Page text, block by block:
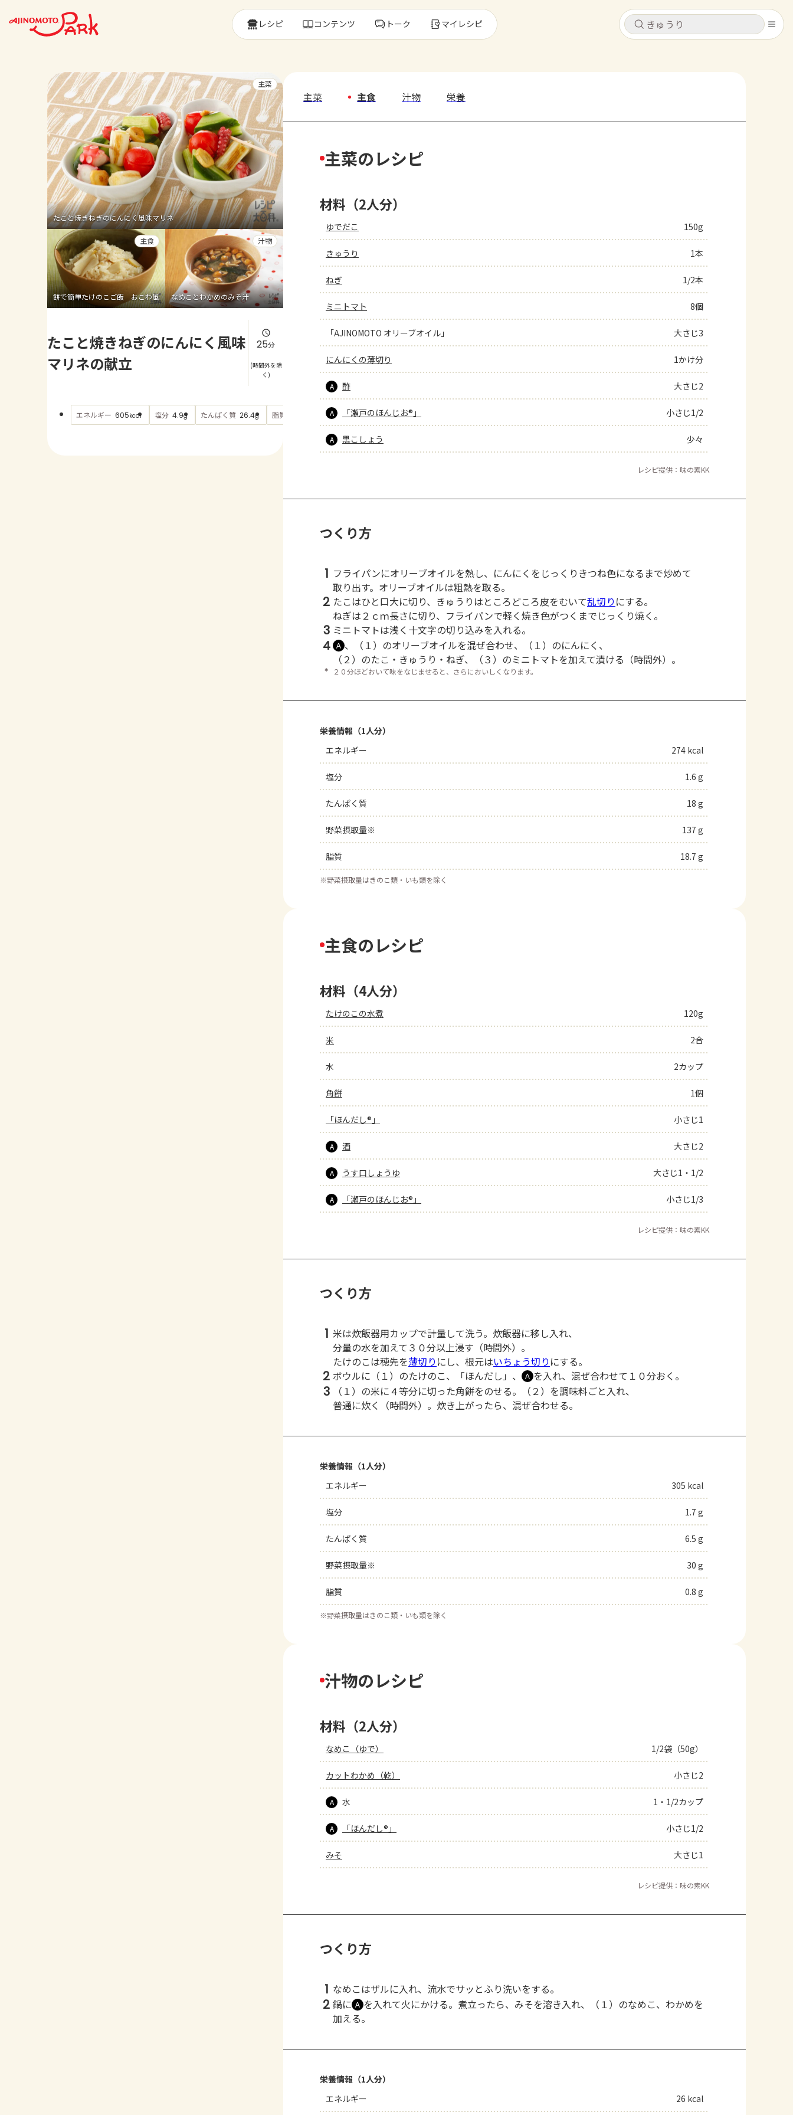
キャンセル
よくあるお問い合わせ
お買い物
キャンセル
レシピ コンテンツ トーク マイレシピ
たこと焼きねぎのにんにく風味マリネ
主菜
餅で簡単たけのこご飯 おこわ風
主食
なめことわかめのみそ汁
汁物
たこと焼きねぎのにんにく風味
マリネの献立
25分
(時間外を除
く)
エネルギー 605kcal 塩分 4.9g たんぱく質 26.4g 脂質 もっと見る
主菜 主食 汁物 栄養
主菜のレシピ
材料（2人分）
ゆでだこ 150g
きゅうり 1本
ねぎ 1/2本
ミニトマト 8個
「AJINOMOTO オリーブオイル」 大さじ3
にんにくの薄切り 1かけ分
A 酢 大さじ2
A 「瀬戸のほんじお®」 小さじ1/2
A 黒こしょう 少々
レシピ提供：味の素KK
つくり方
1 フライパンにオリーブオイルを熱し、にんにくをじっくりきつね色になるまで炒めて
取り出す。オリーブオイルは粗熱を取る。
2 たこはひと口大に切り、きゅうりはところどころ皮をむいて乱切り にする。
ねぎは２ｃｍ長さに切り、フライパンで軽く焼き色がつくまでじっくり焼く。
3 ミニトマトは浅く十文字の切り込みを入れる。
4 Ａ 、（１）のオリーブオイルを混ぜ合わせ、（１）のにんにく、
（２）のたこ・きゅうり・ねぎ、（３）のミニトマトを加えて漬ける（時間外）。
＊ ２０分ほどおいて味をなじませると、さらにおいしくなります。
栄養情報（1人分）
エネルギー
274 kcal
塩分 1.6 g
たんぱく質 18 g
野菜摂取量※ 137 g
脂質 18.7 g
※野菜摂取量はきのこ類・いも類を除く
主食のレシピ
材料（4人分）
たけのこの水煮 120g
米 2合
水 2カップ
角餅 1個
「ほんだし®」 小さじ1
A 酒 大さじ2
A うす口しょうゆ 大さじ1・1/2
A 「瀬戸のほんじお®」 小さじ1/3
レシピ提供：味の素KK
つくり方
1 米は炊飯器用カップで計量して洗う。炊飯器に移し入れ、
分量の水を加えて３０分以上浸す（時間外）。
たけのこは穂先を薄切り にし、根元はいちょう切り にする。
2 ボウルに（１）のたけのこ、「ほんだし」、 Ａ を入れ、混ぜ合わせて１０分おく。
3
（１）の米に４等分に切った角餅をのせる。（２）を調味料ごと入れ、
普通に炊く（時間外）。炊き上がったら、混ぜ合わせる。
栄養情報（1人分）
エネルギー
305 kcal
塩分 1.7 g
たんぱく質 6.5 g
野菜摂取量※ 30 g
脂質 0.8 g
※野菜摂取量はきのこ類・いも類を除く
汁物のレシピ
材料（2人分）
なめこ（ゆで） 1/2袋（50g）
カットわかめ（乾） 小さじ2
A 水 1・1/2カップ
A 「ほんだし®」 小さじ1/2
みそ 大さじ1
レシピ提供：味の素KK
つくり方
1 なめこはザルに入れ、流水でサッとふり洗いをする。
2 鍋に Ａ を入れて火にかける。煮立ったら、みそを溶き入れ、（１）のなめこ、わかめを
加える。
栄養情報（1人分）
エネルギー
26 kcal